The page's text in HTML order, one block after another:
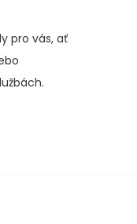
pro vás, ať